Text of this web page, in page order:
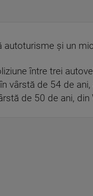
autoturisme şi un
între trei
vârstă de 54 de
de 50 de ani, din